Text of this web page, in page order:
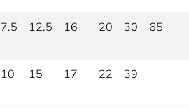
7.5 12.5 16 20 30 65
10 15 17 22 39